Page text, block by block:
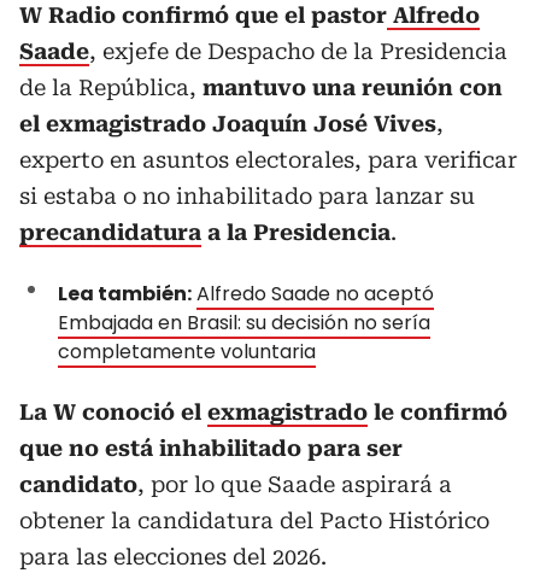
W Radio confirmó que el pastor Alfredo
Saade, exjefe de Despacho de la Presidencia
de la República, mantuvo una reunión con
el exmagistrado Joaquín José Vives,
experto en asuntos electorales, para verificar
si estaba o no inhabilitado para lanzar su
precandidatura a la Presidencia.
Lea también:Alfredo Saade no aceptó
Embajada en Brasil: su decisión no sería
completamente voluntaria
La W conoció el exmagistrado le confirmó
que no está inhabilitado para ser
candidato, por lo que Saade aspirará a
obtener la candidatura del Pacto Histórico
para las elecciones del 2026.